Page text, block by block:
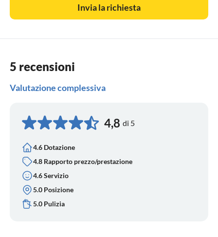
Invia la richiesta
5 recensioni
Valutazione complessiva
4,8 di 5
4.6 Dotazione
4.8 Rapporto prezzo/prestazione
4.6 Servizio
5.0 Posizione
5.0 Pulizia